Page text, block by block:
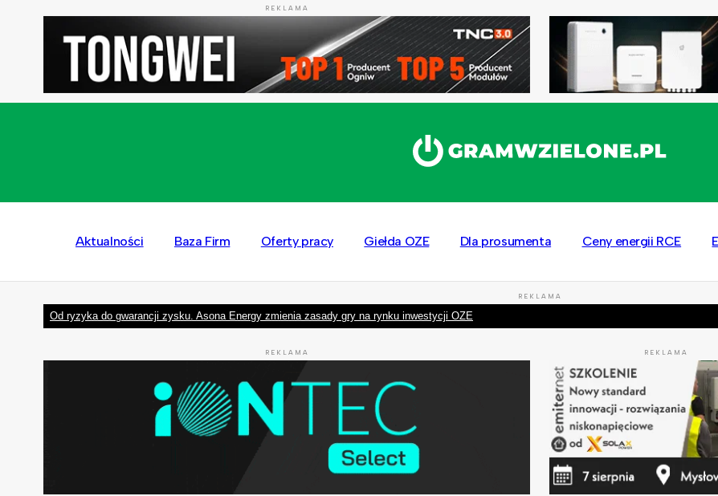
REKLAMA
Aktualności Baza Firm Oferty pracy Giełda OZE Dla prosumenta Ceny energii RCE
REKLAMA
Od ryzyka do gwarancji zysku. Asona Energy zmienia zasady gry na rynku inwestycji OZE
REKLAMA REKLAMA